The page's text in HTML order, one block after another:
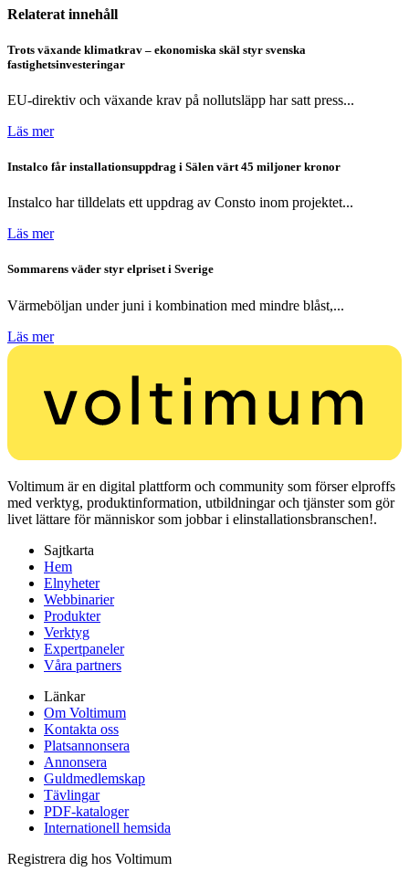
Relaterat innehåll
Trots växande klimatkrav – ekonomiska skäl styr svenska
fastighetsinvesteringar
EU-direktiv och växande krav på nollutsläpp har satt press...
Läs mer
Instalco får installationsuppdrag i Sälen värt 45 miljoner kronor
Instalco har tilldelats ett uppdrag av Consto inom projektet...
Läs mer
Sommarens väder styr elpriset i Sverige
Värmeböljan under juni i kombination med mindre blåst,...
Läs mer
Voltimum är en digital plattform och community som förser elproffs
med verktyg, produktinformation, utbildningar och tjänster som gör
livet lättare för människor som jobbar i elinstallationsbranschen!.
Sajtkarta
Hem
Elnyheter
Webbinarier
Produkter
Verktyg
Expertpaneler
Våra partners
Länkar
Om Voltimum
Kontakta oss
Platsannonsera
Annonsera
Guldmedlemskap
Tävlingar
PDF-kataloger
Internationell hemsida
Registrera dig hos Voltimum